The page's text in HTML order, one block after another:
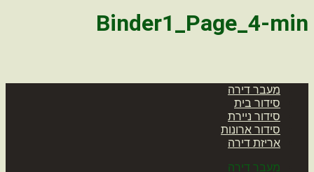
Binder1_Page_4-min
מעבר דירה
סידור בית
סידור ניירת
סידור ארונות
אריזת דירה
מעבר דירה